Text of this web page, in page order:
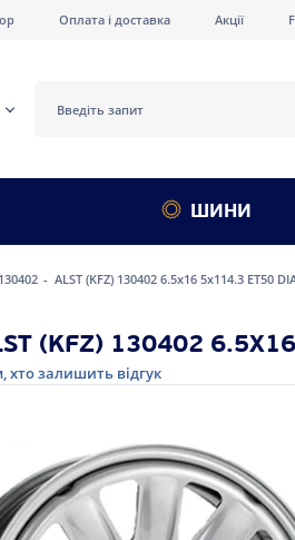
Оплата і доставка Акції
ШИНИ
130402 ALST (KFZ) 130402 6.5x16 5x114.3 ET50
(KFZ) 130402
хто залишить відгук